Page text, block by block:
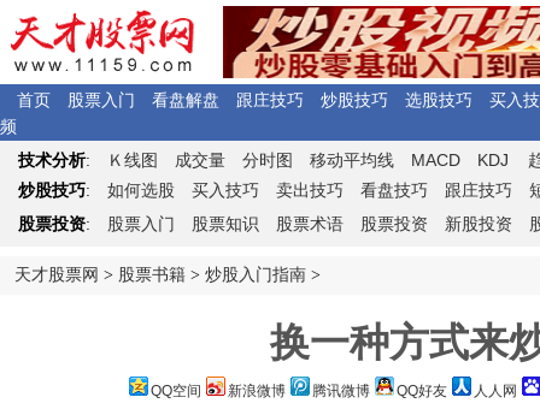
首页 股票入门 看盘解盘 跟庄技巧 炒股技巧 选股技巧
买入
频
技术分析: Ｋ 线图 成交量 分时图 移动平均线 MACD KDJ
炒股技巧: 如何选股 买入技巧 卖出技巧 看盘技巧 跟庄技巧
股票投资: 股票入门 股票知识 股票术语 股票投资 新股投资
天才股票网 > 股票书籍 > 炒股入门指南 >
换一种方式来
QQ空间 新浪微博 腾讯微博 QQ好友 人人网